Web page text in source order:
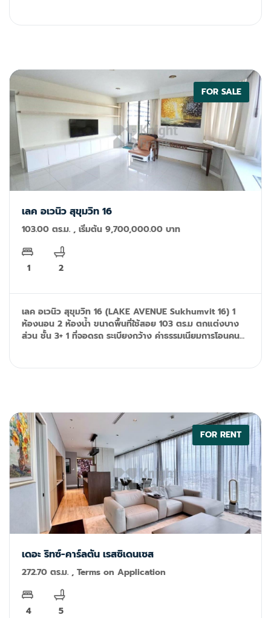
FOR SALE
เลค อเวนิว สุขุมวิท 16
103.00 ตร.ม. , เริ่มต้น 9,700,000.00 บาท
1 2
เลค อเวนิว สุขุมวิท 16 (LAKE AVENUE Sukhumvit 16) 1
ห้องนอน 2 ห้องน้ำ ขนาดพื้นที่ใช้สอย 103 ตร.ม ตกแต่งบาง
ส่วน ชั้น 3+ 1 ที่จอดรถ ระเบียงกว้าง ค่าธรรมเนียมการโอนคนละ
ชั่วโมง Tel: 092-599-9690 (K'Rung) Line: @resale.kft
FOR RENT
เดอะ ริทซ์-คาร์ลตัน เรสซิเดนเซส
272.70 ตร.ม. , Terms on Application
4 5